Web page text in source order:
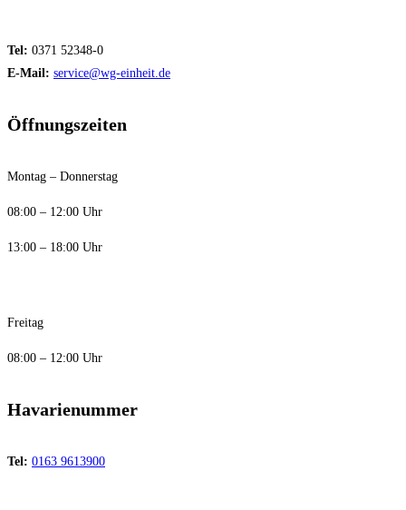
Tel: 0371 52348-0
E-Mail: service@wg-einheit.de
Öffnungszeiten
Montag – Donnerstag
08:00 – 12:00 Uhr
13:00 – 18:00 Uhr
Freitag
08:00 – 12:00 Uhr
Havarienummer
Tel: 0163 9613900